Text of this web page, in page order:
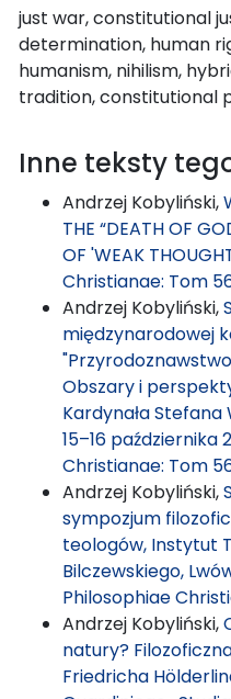
just war, constitutional
determination, human
humanism, nihilism,
tradition, constitutional
Inne teksty
Andrzej Kobyliński,
THE “DEATH OF
OF 'WEAK
Christianae: Tom
Andrzej Kobyliński,
międzynarodowej
Obszary i
Kardynała Stefana
15–16 października
Christianae: Tom
Andrzej Kobyliński,
sympozjum
teologów, Instytut
Bilczewskiego,
Philosophiae
Andrzej Kobyliński,
natury?
Friedricha